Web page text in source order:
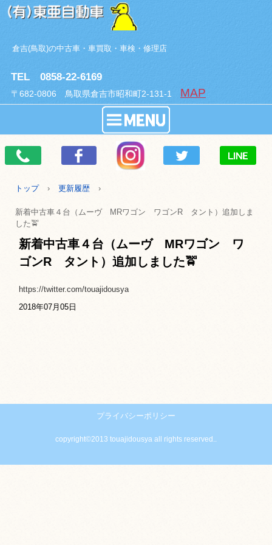
倉吉(鳥取)の中古車・車買取・車検・修理店
TEL 0858-22-6169
〒682-0806 鳥取県倉吉市昭和町2-131-1 MAP
トップ › 更新履歴 ›
新着中古車４台（ムーヴ MRワゴン ワゴンR タント）追加しま
した🚖
新着中古車４台（ムーヴ MRワゴン ワ
ゴンR タント）追加しました🚖
https://twitter.com/touajidousya
2018年07月05日
プライバシーポリシー
copyright©2013 touajidousya all rights reserved..